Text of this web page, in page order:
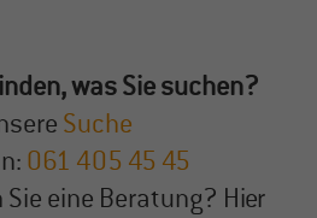
was Sie suchen?
Suche
061 405 45 45
eine Beratung? Hier